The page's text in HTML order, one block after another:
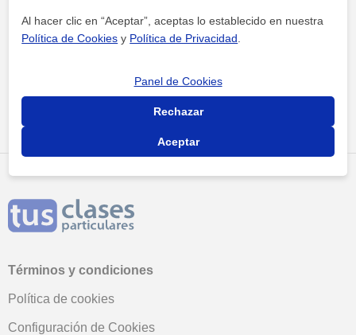
Academias Girona
Términos y condiciones
Política de cookies
Configuración de Cookies
Al hacer clic en “Aceptar”, aceptas lo establecido en nuestra
Política de Cookies y Política de Privacidad
Panel de Cookies
Rechazar
Aceptar